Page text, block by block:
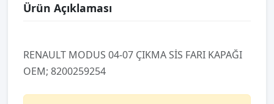
Ürün Açıklaması
RENAULT MODUS 04-07 ÇIKMA SİS FARI KAPAĞI
OEM; 8200259254